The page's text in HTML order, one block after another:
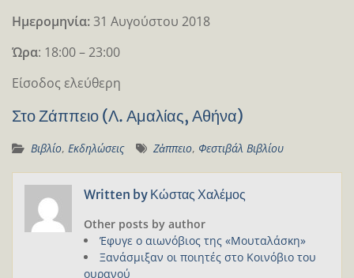
Ημερομηνία:31 Αυγούστου 2018
Ώρα: 18:00 – 23:00
Είσοδος ελεύθερη
Στο Ζάππειο (Λ. Αμαλίας, Αθήνα)
Βιβλίο, Εκδηλώσεις Ζἀππειο, Φεστιβάλ Βιβλίου
Written by Κώστας Χαλέμος
Other posts by author
Έφυγε ο αιωνόβιος της «Μουταλάσκη»
Ξανάσμιξαν οι ποιητές στο Κοινόβιο του
ουρανού